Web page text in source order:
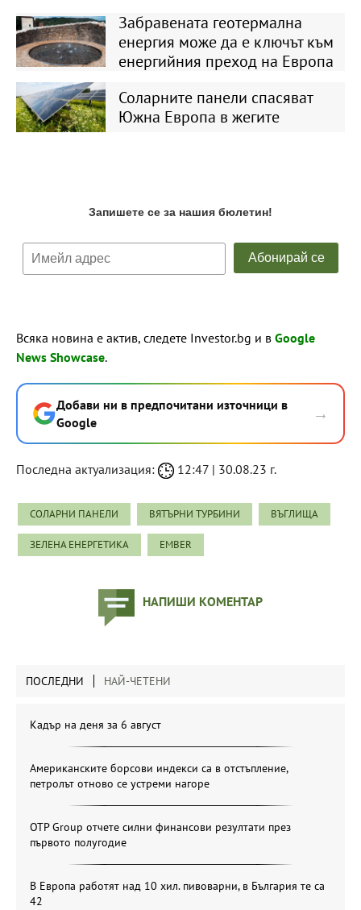
Забравената геотермална
енергия може да е ключът към
енергийния преход на Европа
Соларните панели спасяват
Южна Европа в жегите
Всяка новина е актив, следете Investor.bg и в Google
News Showcase.
Добави ни в предпочитани източници в
Google
→
Последна актуализация: 12:47 | 30.08.23 г.
СОЛАРНИ ПАНЕЛИ ВЯТЪРНИ ТУРБИНИ ВЪГЛИЩА
ЗЕЛЕНА ЕНЕРГЕТИКА EMBER
НАПИШИ КОМЕНТАР
ПОСЛЕДНИ НАЙ-ЧЕТЕНИ
Кадър на деня за 6 август
Американските борсови индекси са в отстъпление,
петролът отново се устреми нагоре
OTP Group отчете силни финансови резултати през
първото полугодие
В Европа работят над 10 хил. пивоварни, в България те са
42